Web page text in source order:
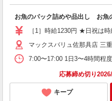
お魚のパック詰めや品出し お魚
［1］時給1230円 ★日祝は
マックスバリュ佐那具店 三
7:00〜17:00 1日3〜4時間程
応募締め切り
キープ